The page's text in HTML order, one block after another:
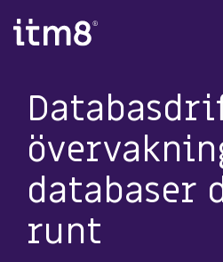
direkte
databaser
runt